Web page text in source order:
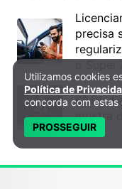
precisa
6º DH
mostra
Política de
Utilizamos cookies
Política de
concorda com estas
PROSSEGUIR